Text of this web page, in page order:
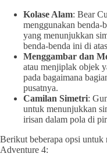
Kolase Alam: Bear
menggunakan benda-
yang menunjukkan
benda-benda ini di
Menggambar dan
atau menjiplak objek
pada bagaimana
pusatnya.
Camilan Simetri:
untuk menunjukkan
irisan dalam pola di
Berikut beberapa opsi untuk
Adventure 4: